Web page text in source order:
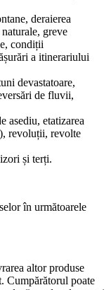
deraierea
greve
condiții
a itinerariului
devastatoare,
de fluvii,
asediu, etatizarea
revoluții, revolte
și terți.
în următoarele
altor produse
Cumpărătorul poate